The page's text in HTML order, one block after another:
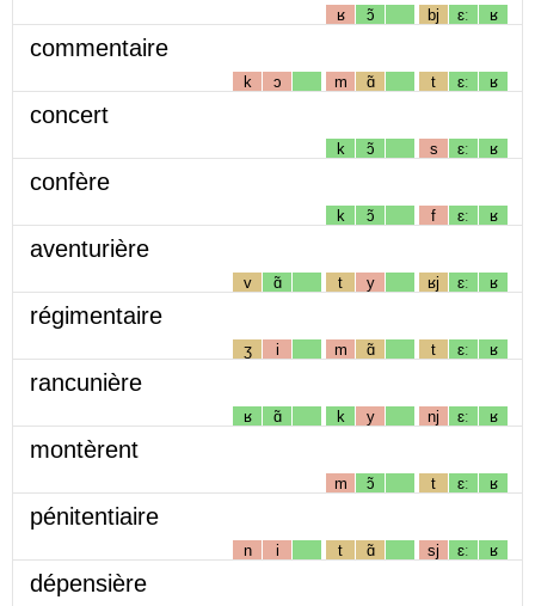
ʁ ɔ̃ bj ɛː ʁ
commentaire
k ɔ m ɑ̃ t ɛː ʁ
concert
k ɔ̃ s ɛː ʁ
confère
k ɔ̃ f ɛː ʁ
aventurière
v ɑ̃ t y ʁj ɛː ʁ
régimentaire
ʒ i m ɑ̃ t ɛː ʁ
rancunière
ʁ ɑ̃ k y nj ɛː ʁ
montèrent
m ɔ̃ t ɛː ʁ
pénitentiaire
n i t ɑ̃ sj ɛː ʁ
dépensière